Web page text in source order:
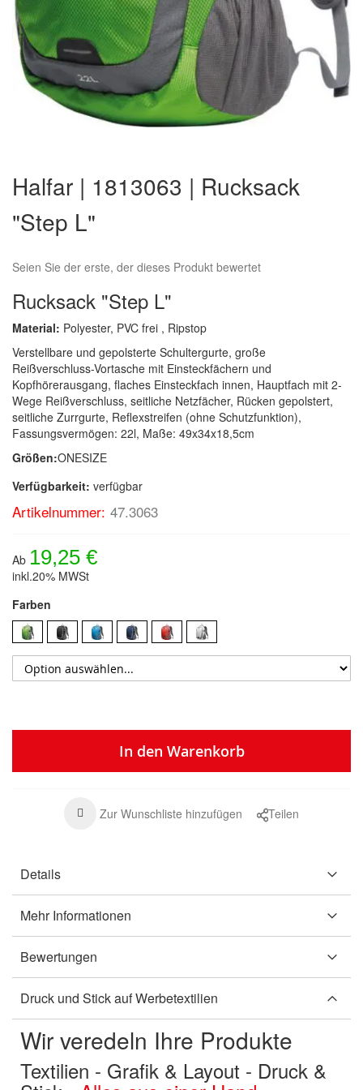
der
Bildergalerie
springen
Halfar | 1813063 | Rucksack
"Step L"
Seien Sie der erste, der dieses Produkt bewertet
Rucksack "Step L"
Material: Polyester, PVC frei , Ripstop
Verstellbare und gepolsterte Schultergurte, große
Reißverschluss-Vortasche mit Einsteckfächern und
Kopfhörerausgang, flaches Einsteckfach innen, Hauptfach mit 2-
Wege Reißverschluss, seitliche Netzfächer, Rücken gepolstert,
seitliche Zurrgurte, Reflexstreifen (ohne Schutzfunktion),
Fassungsvermögen: 22l, Maße: 49x34x18,5cm
Größen:ONESIZE
Verfügbarkeit: verfügbar
Artikelnummer: 47.3063
Ab 19,25 €
inkl.20% MWSt
Farben
In den Warenkorb
Zur Wunschliste hinzufügen Teilen
Details
Mehr Informationen
Bewertungen
Druck und Stick auf Werbetextilien
Wir veredeln Ihre Produkte
Textilien - Grafik & Layout - Druck &